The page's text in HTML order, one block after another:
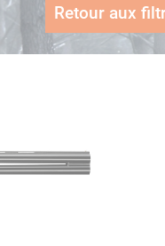
Retour aux